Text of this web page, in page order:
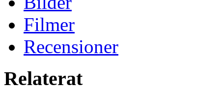
Filmer
Recensioner
Relaterat